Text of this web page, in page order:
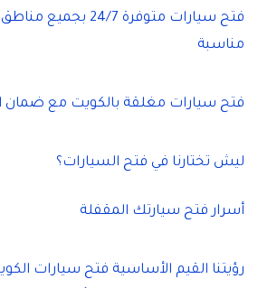
فتح سيارات متوفرة 24/7
مناسبة
فتح سيارات مغلقة بالكويت مع ضمان
ليش تختارنا في فتح السيارات؟
أسرار فتح سيارتك المقفلة
رؤيتنا القيم الأساسية فتح سيارات